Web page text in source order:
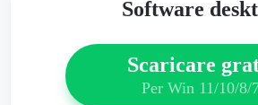
Software
Scaricare
Per Win 11/10/8/